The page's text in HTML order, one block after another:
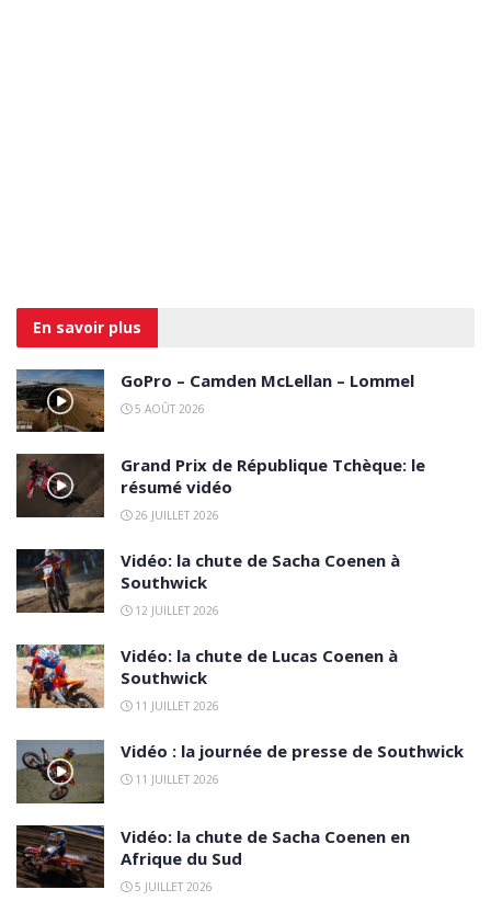
En savoir plus
GoPro – Camden McLellan – Lommel
5 AOÛT 2026
Grand Prix de République Tchèque: le
résumé vidéo
26 JUILLET 2026
Vidéo: la chute de Sacha Coenen à
Southwick
12 JUILLET 2026
Vidéo: la chute de Lucas Coenen à
Southwick
11 JUILLET 2026
Vidéo : la journée de presse de Southwick
11 JUILLET 2026
Vidéo: la chute de Sacha Coenen en
Afrique du Sud
5 JUILLET 2026